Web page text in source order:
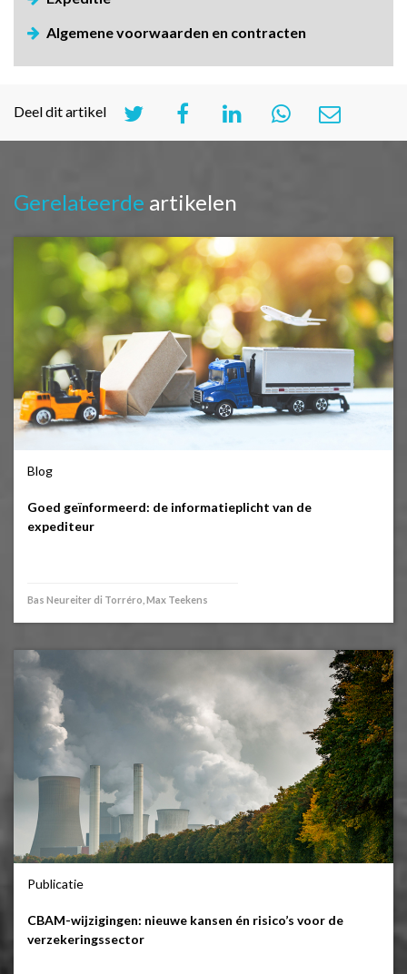
Algemene voorwaarden en contracten
Deel dit artikel
Gerelateerde artikelen
Blog
Goed geïnformeerd: de informatieplicht van de
expediteur
Bas Neureiter di Torréro, Max Teekens
Publicatie
CBAM-wijzigingen: nieuwe kansen én risico’s voor de
verzekeringssector